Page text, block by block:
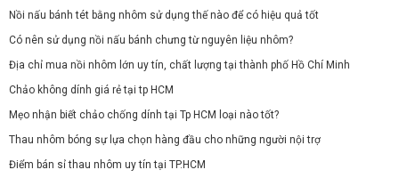
Nồi nấu bánh tét bằng nhôm sử dụng thế nào để có hiệu quả tốt
Có nên sử dụng nồi nấu bánh chưng từ nguyên liệu nhôm?
Địa chỉ mua nồi nhôm lớn uy tín, chất lượng tại thành phố Hồ Chí Minh
Chảo không dính giá rẻ tại tp HCM
Mẹo nhận biết chảo chống dính tại Tp HCM loại nào tốt?
Thau nhôm bóng sự lựa chọn hàng đầu cho những người nội trợ
Điểm bán sỉ thau nhôm uy tín tại TP.HCM